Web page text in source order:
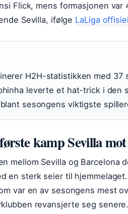
Flick, mens formasjonen
Sevilla, ifølge LaLiga
H2H-statistikken med 37
leverte et hat-trick i den
sesongens viktigste
kamp Sevilla
mellom Sevilla og Barcelona
en sterk seier til
var en av sesongens mest
revansjerte seg